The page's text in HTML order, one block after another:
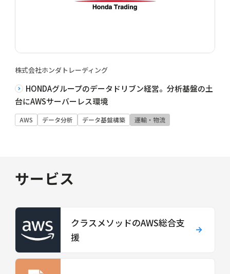
株式会社ホンダトレーディング
HONDAグループのデータドリブン経営。分析基盤の土
台にAWSサーバーレス環境
AWS データ分析 データ基盤構築 運輸・物流
サービス
クラスメソッドのAWS総合支
援